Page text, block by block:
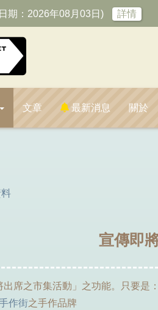
期：2026年08月03日) 詳情
文章 最新消息 關於
宣傳即
席之市集活動」之功能。只要是：
作街之手作品牌